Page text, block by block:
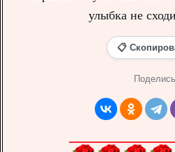
улыбка не
📋